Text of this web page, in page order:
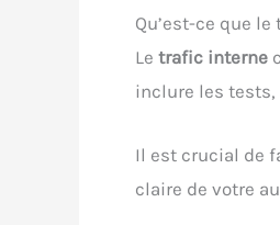
Qu’est-ce que
Le trafic interne
inclure les
Il est crucial de
claire de votre